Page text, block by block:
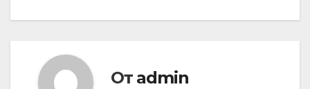
От admin